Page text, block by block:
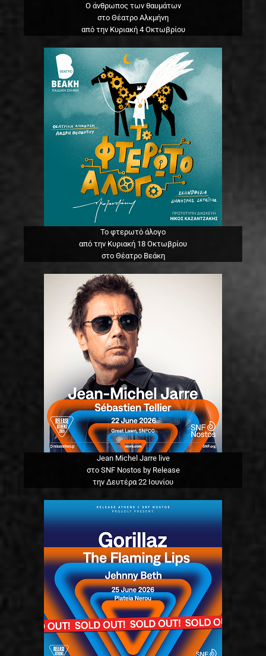
Ο άνθρωπος των θαυμάτων
στο Θέατρο Αλκμήνη
από την Κυριακή 4 Οκτωβρίου
Το φτερωτό άλογο
από την Κυριακή 18 Οκτωβρίου
στο Θέατρο Βεάκη
Jean Michel Jarre live
στο SNF Nostos by Release
την Δευτέρα 22 Ιουνίου